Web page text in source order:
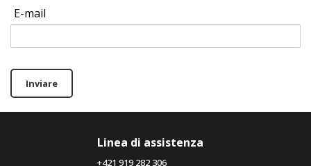
E-mail
Inviare
Linea di assistenza
+421 919 282 306